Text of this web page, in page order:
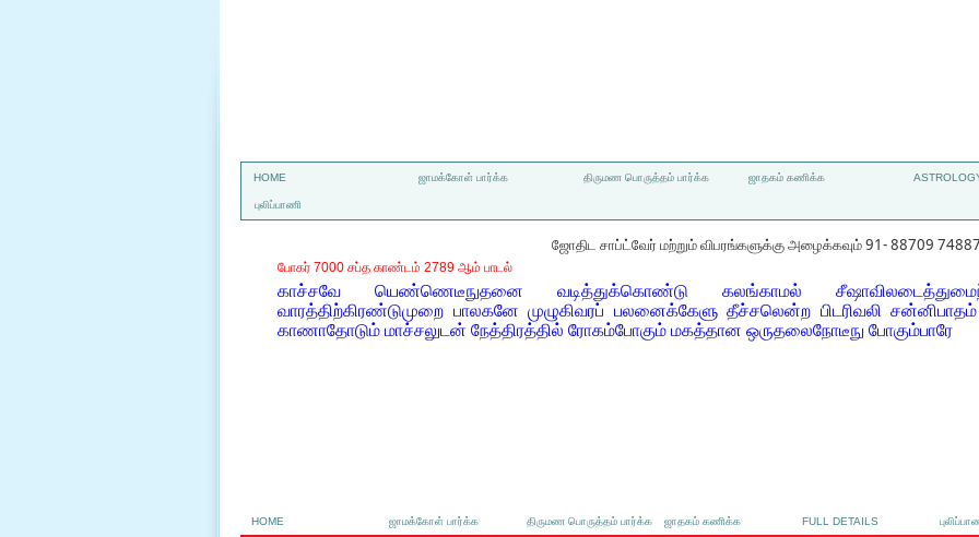
HOME ஜாமக்கோள் பார்க்க திருமண பொருத்தம் பார்க்க ஜாதகம் கணிக்க
புலிப்பாணி
ஜோதிட சாப்ட்வேர் மற்றும் விபரங்களுக்கு அழைக்கவும் 91- 88709
போகர் 7000 சப்த காண்டம் 2789 ஆம் பாடல்
காச்சவே யெண்ணெடீநுதனை வடித்துக்கொண்டு கலங்காமல்
வாரத்திற்கிரண்டுமுறை பாலகனே முழுகிவரப் பலனைக்கேளு தீச்சலென்ற பிடரிவலி
காணாதோடும் மாச்சலுடன் நேத்திரத்தில் ரோகம்போகும் மகத்தான ஒருதலைநோடீநு போகும்பாரே
HOME ஜாமக்கோள் பார்க்க திருமண பொருத்தம் பார்க்க ஜாதகம் கணிக்க FULL DETAILS